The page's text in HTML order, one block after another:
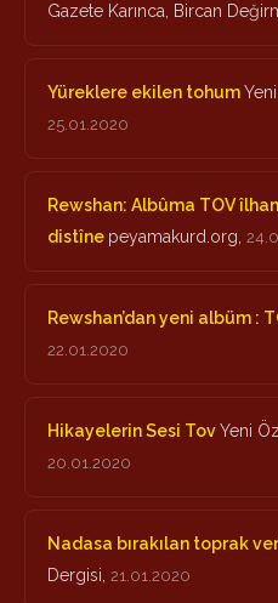
Gazete Karınca, Bircan
Yüreklere ekilen tohum
25.01.2020
Rewshan: Albûma TOV
distîne peyamakurd.org,
Rewshan’dan yeni albüm :
22.01.2020
Hikayelerin Sesi TovYeni
20.01.2020
Nadasa bırakılan toprak
Dergisi, 21.01.2020